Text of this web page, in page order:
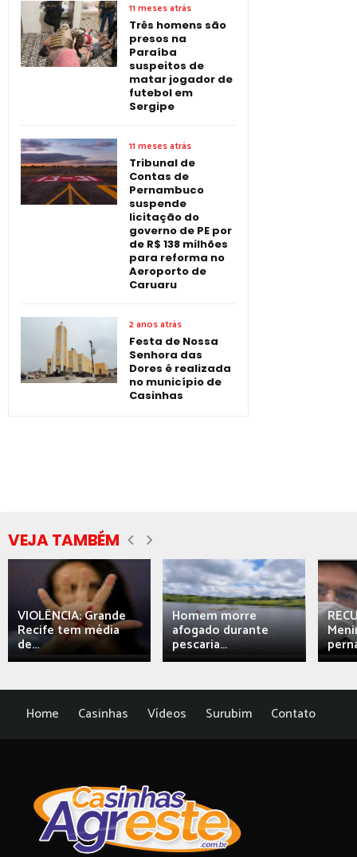
11 meses atrás
Três homens são
presos na
Paraíba
suspeitos de
matar jogador de
futebol em
Sergipe
11 meses atrás
Tribunal de
Contas de
Pernambuco
suspende
licitação do
governo de PE por
de R$ 138 milhões
para reforma no
Aeroporto de
Caruaru
2 anos atrás
Festa de Nossa
Senhora das
Dores é realizada
no município de
Casinhas
VEJA TAMBÉM
VIOLÊNCIA: Grande
Recife tem média
de...
Homem morre
afogado durante
pescaria...
Home Casinhas Vídeos Surubim Contato